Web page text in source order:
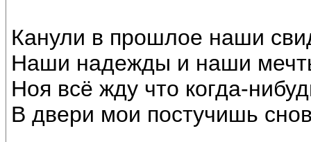
Канули в прошлое наши
Наши надежды и наши
Ноя всё жду что когда-
В двери мои постучишь